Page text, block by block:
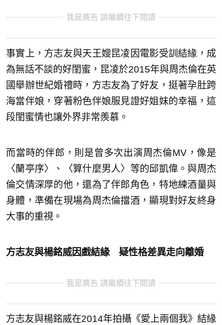
我是廣告 請繼續往下閱讀
事實上，方志友與天王嫂昆凌因電影受訓結緣，成
為無話不談的好閨蜜，昆凌於2015年與周杰倫在英
國舉辦世紀婚禮時，方志友為了好友，挺著孕肚跨
海當伴娘，穿著粉色伴娘服見證好姐妹的幸福，這
段閨蜜情也讓外界非常羨慕。
而當時的伴郎，則是曾多次出演周杰倫MV，像是
〈蘭亭序〉、〈算什麼男人〉等的邱凱偉。與周杰
倫交情深厚的他，還為了伴郎角色，特地練酒量與
身體，準備在現場為周杰倫擋酒，顯現對好友終身
大事的重視。
方志友與楊銘威因戲結緣 疑性格差異走向離婚
我是廣告 請繼續往下閱讀
方志友與楊銘威在2014年拍攝《愛上兩個我》結緣